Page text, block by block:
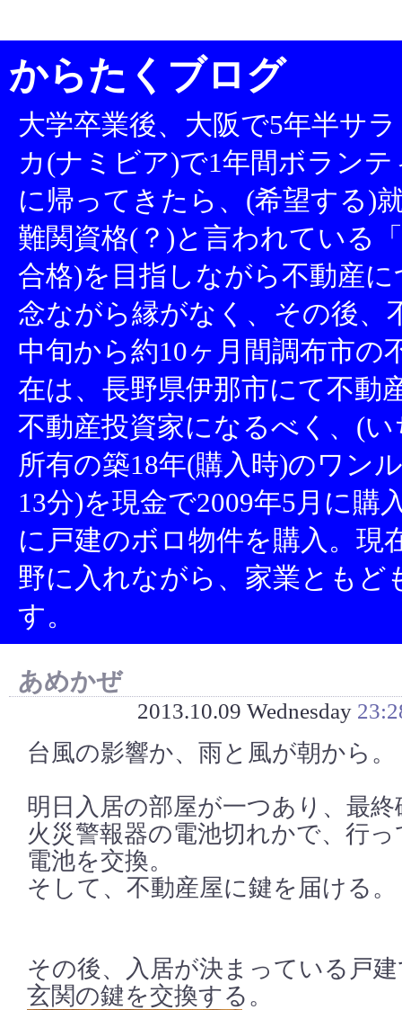
からたくブログ
大学卒業後、大阪で5年半サ
カ(ナミビア)で1年間ボラン
に帰ってきたら、(希望する)
難関資格(？)と言われている
合格)を目指しながら不動産
念ながら縁がなく、その後、
中旬から約10ヶ月間調布市の
在は、長野県伊那市にて不動
不動産投資家になるべく、(
所有の築18年(購入時)のワン
13分)を現金で2009年5月に購
に戸建のボロ物件を購入。現
野に入れながら、家業とも
す。
あめかぜ
2013.10.09 Wednesday
台風の影響か、雨と風が朝から。
明日入居の部屋が一つあり、最終
火災警報器の電池切れかで、行
電池を交換。
そして、不動産屋に鍵を届ける。
その後、入居が決まっている戸
玄関の鍵を交換する。